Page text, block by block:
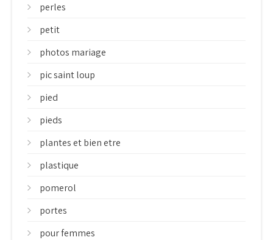
perles
petit
photos mariage
pic saint loup
pied
pieds
plantes et bien etre
plastique
pomerol
portes
pour femmes